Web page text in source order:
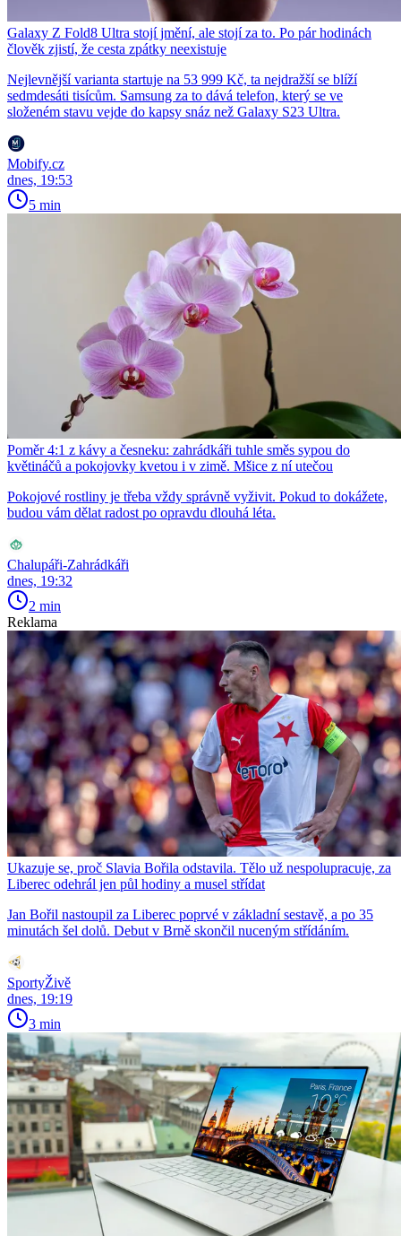
Galaxy Z Fold8 Ultra stojí jmění, ale stojí za to. Po pár hodinách
člověk zjistí, že cesta zpátky neexistuje
Nejlevnější varianta startuje na 53 999 Kč, ta nejdražší se blíží
sedmdesáti tisícům. Samsung za to dává telefon, který se ve
složeném stavu vejde do kapsy snáz než Galaxy S23 Ultra.
Mobify.cz
dnes, 19:53
5 min
Poměr 4:1 z kávy a česneku: zahrádkáři tuhle směs sypou do
květináčů a pokojovky kvetou i v zimě. Mšice z ní utečou
Pokojové rostliny je třeba vždy správně vyživit. Pokud to dokážete,
budou vám dělat radost po opravdu dlouhá léta.
Chalupáři-Zahrádkáři
dnes, 19:32
2 min
Reklama
Ukazuje se, proč Slavia Bořila odstavila. Tělo už nespolupracuje, za
Liberec odehrál jen půl hodiny a musel střídat
Jan Bořil nastoupil za Liberec poprvé v základní sestavě, a po 35
minutách šel dolů. Debut v Brně skončil nuceným střídáním.
SportyŽivě
dnes, 19:19
3 min